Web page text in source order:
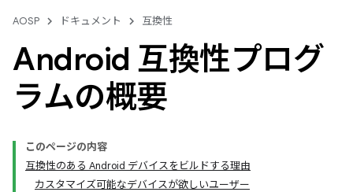
AOSP ドキュメント 互換性
Android 互換性プログ
ラムの概要
このページの内容
互換性のある Android デバイスをビルドする理由
カスタマイズ可能なデバイスが欲しいユーザー